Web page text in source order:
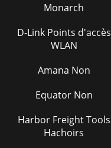
Monarch
D-Link Points d'accès
WLAN
Amana Non
Equator Non
Harbor Freight Tools
Hachoirs